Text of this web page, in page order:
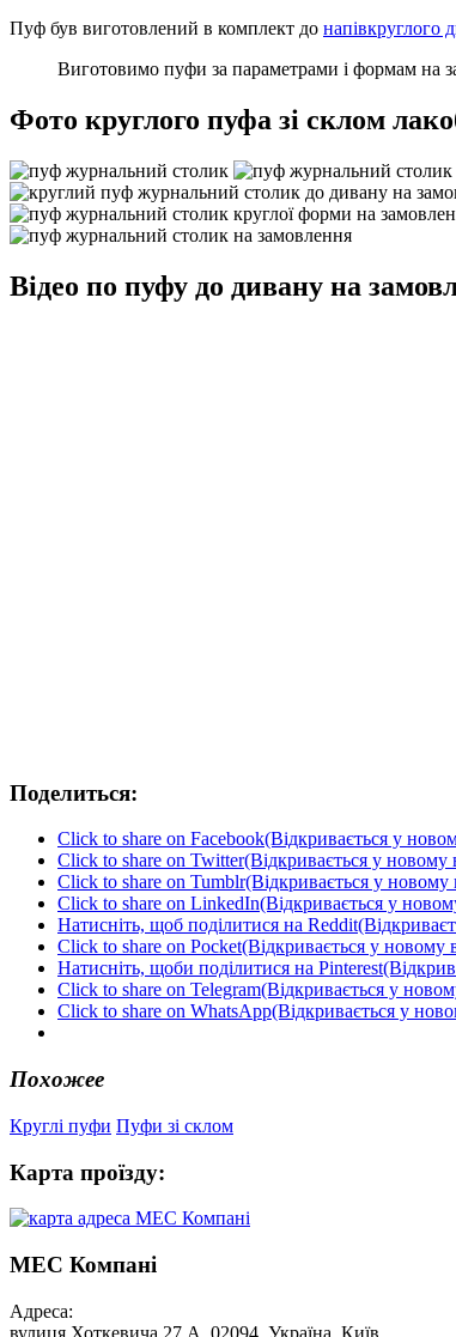
Пуф був виготовлений в комплект до напівкруглого
Виготовимо пуфи за параметрами і формам на
Фото круглого пуфа зі склом
Відео по пуфу до дивану на
Поделиться:
Click to share on Facebook(Відкривається у
Click to share on Twitter(Відкривається у новому
Click to share on Tumblr(Відкривається у новому
Click to share on LinkedIn(Відкривається у
Натисніть, щоб поділитися на
Click to share on Pocket(Відкривається у новому
Натисніть, щоби поділитися на
Click to share on Telegram(Відкривається у
Click to share on WhatsApp(Відкривається у
Похожее
Круглі пуфи Пуфи зі склом
Карта проїзду:
МЕС Компані
Адреса:
вулиця Хоткевича 27 А, 02094, Україна, Київ